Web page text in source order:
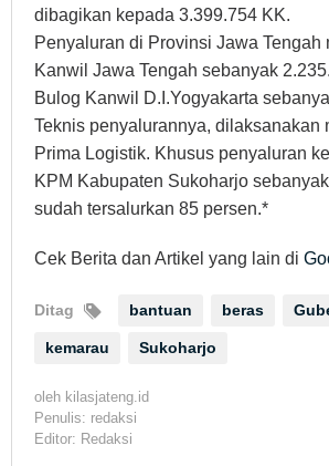
dibagikan kepada 3.399.754 KK.
Penyaluran di Provinsi Jawa Tengah
Kanwil Jawa Tengah sebanyak
Bulog Kanwil D.I.Yogyakarta
Teknis penyalurannya, dilaksanakan
Prima Logistik. Khusus penyaluran
KPM Kabupaten Sukoharjo
sudah tersalurkan 85 persen.*
Cek Berita dan Artikel yang lain di
Ditag bantuan beras
kemarau Sukoharjo
oleh kilasjateng.id
Penulis: redaksi
Editor: Redaksi